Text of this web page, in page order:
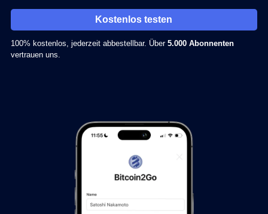
Kostenlos testen
100% kostenlos, jederzeit abbestellbar. Über 5.000 Abonnenten
vertrauen uns.